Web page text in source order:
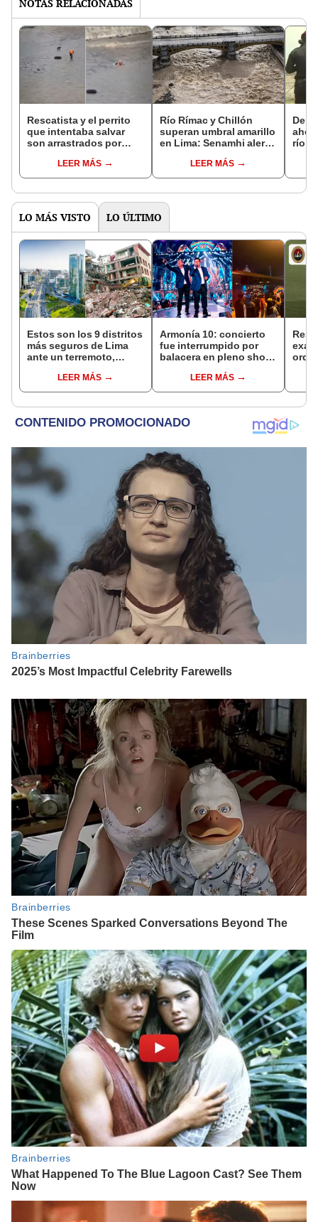
NOTAS RELACIONADAS
Rescatista y el perrito
que intentaba salvar
son arrastrados por
LEER MÁS
Río Rímac y Chillón
superan umbral amarillo
en Lima: Senamhi alerta
por lluviasLEER MÁS
río
LO MÁS VISTO LO ÚLTIMO
Estos son los 9 distritos
más seguros de Lima
ante un terremoto,
LEER MÁS
Armonía 10: concierto
fue interrumpido por
balacera en pleno show
pánicoLEER MÁS